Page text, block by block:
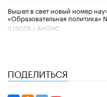
Вышел в свет новый номер
«Образовательная политика»
3 ИЮЛЯ / АНОНС
ПОДЕЛИТЬСЯ